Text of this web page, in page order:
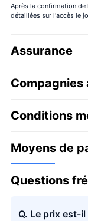
Après la confirmation
détaillées sur l'accès le
Assurance
Compagnies
Skyview
Conditions
Moyens de
Questions
Q. Le prix est-